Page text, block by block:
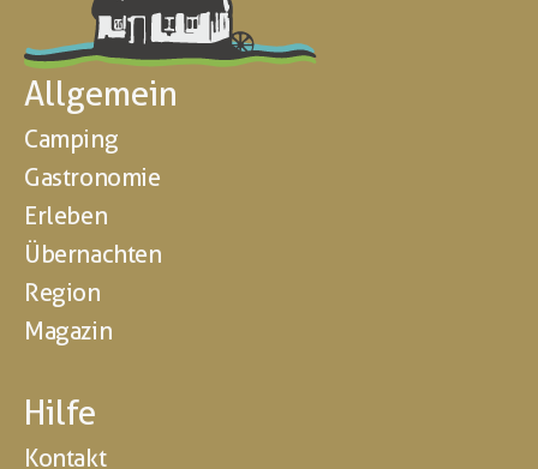
Allgemein
Camping
Gastronomie
Erleben
Übernachten
Region
Magazin
Hilfe
Kontakt